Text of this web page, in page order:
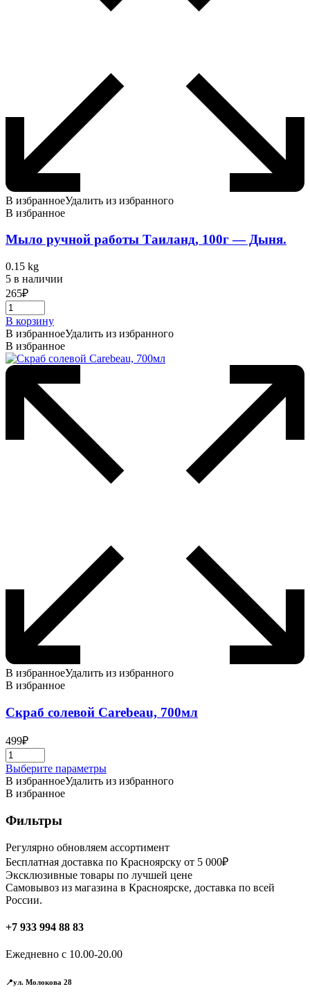
В избранноеУдалить из избранного
В избранное
Мыло ручной работы Таиланд, 100г — Дыня.
0.15 kg
5 в наличии
265₽
В корзину
В избранноеУдалить из избранного
В избранное
В избранноеУдалить из избранного
В избранное
Скраб солевой Carebeau, 700мл
499₽
Выберите параметрыЭтот
товар
выбрать
на
странице
товара.
В избранноеУдалить из избранного
В избранное
Фильтры
Регулярно обновляем ассортимент
Бесплатная доставка по Красноярску от 5 000₽
Эксклюзивные товары по лучшей цене
Самовывоз из магазина в Красноярске, доставка по всей
России.
+7 933 994 88 83
Ежедневно с 10.00-20.00
📍ул. Молокова 28